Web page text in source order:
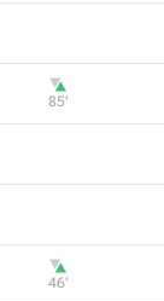
85‎’‎
46‎’‎